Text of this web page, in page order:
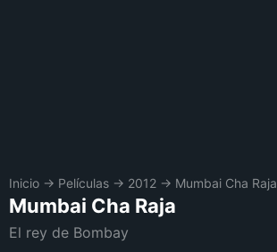
Inicio → Películas → 2012 → Mumbai Cha Raja
Mumbai Cha Raja
El rey de Bombay